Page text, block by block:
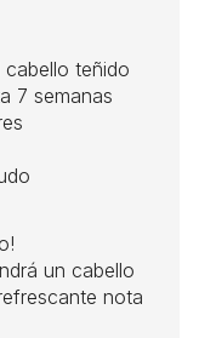
teñido
7 semanas
un cabello
nota